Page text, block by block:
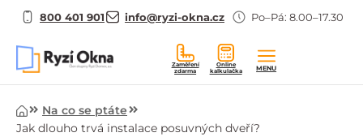
800 401 901 info@ryzi-okna.cz Po–Pá: 8.00–17.30
Zaměření
zdarma
Online
kalkulačka
MENU
ÚvodNa co se ptáte
Jak dlouho trvá instalace posuvných dveří?